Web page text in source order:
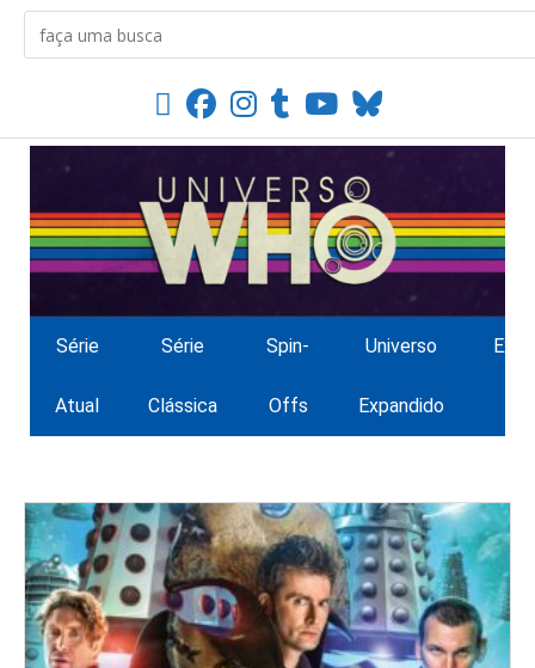
Série
Atual
Série
Clássica
Spin-
Offs
Universo
Expandido